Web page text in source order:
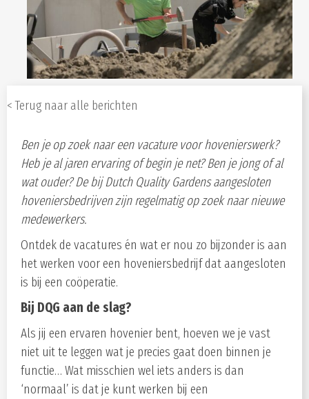
< Terug naar alle berichten
Ben je op zoek naar een vacature voor hovenierswerk?
Heb je al jaren ervaring of begin je net? Ben je jong of al
wat ouder? De bij Dutch Quality Gardens aangesloten
hoveniersbedrijven zijn regelmatig op zoek naar nieuwe
medewerkers.
Ontdek de vacatures én wat er nou zo bijzonder is aan
het werken voor een hoveniersbedrijf dat aangesloten
is bij een coöperatie.
Bij DQG aan de slag?
Als jij een ervaren hovenier bent, hoeven we je vast
niet uit te leggen wat je precies gaat doen binnen je
functie… Wat misschien wel iets anders is dan
‘normaal’ is dat je kunt werken bij een